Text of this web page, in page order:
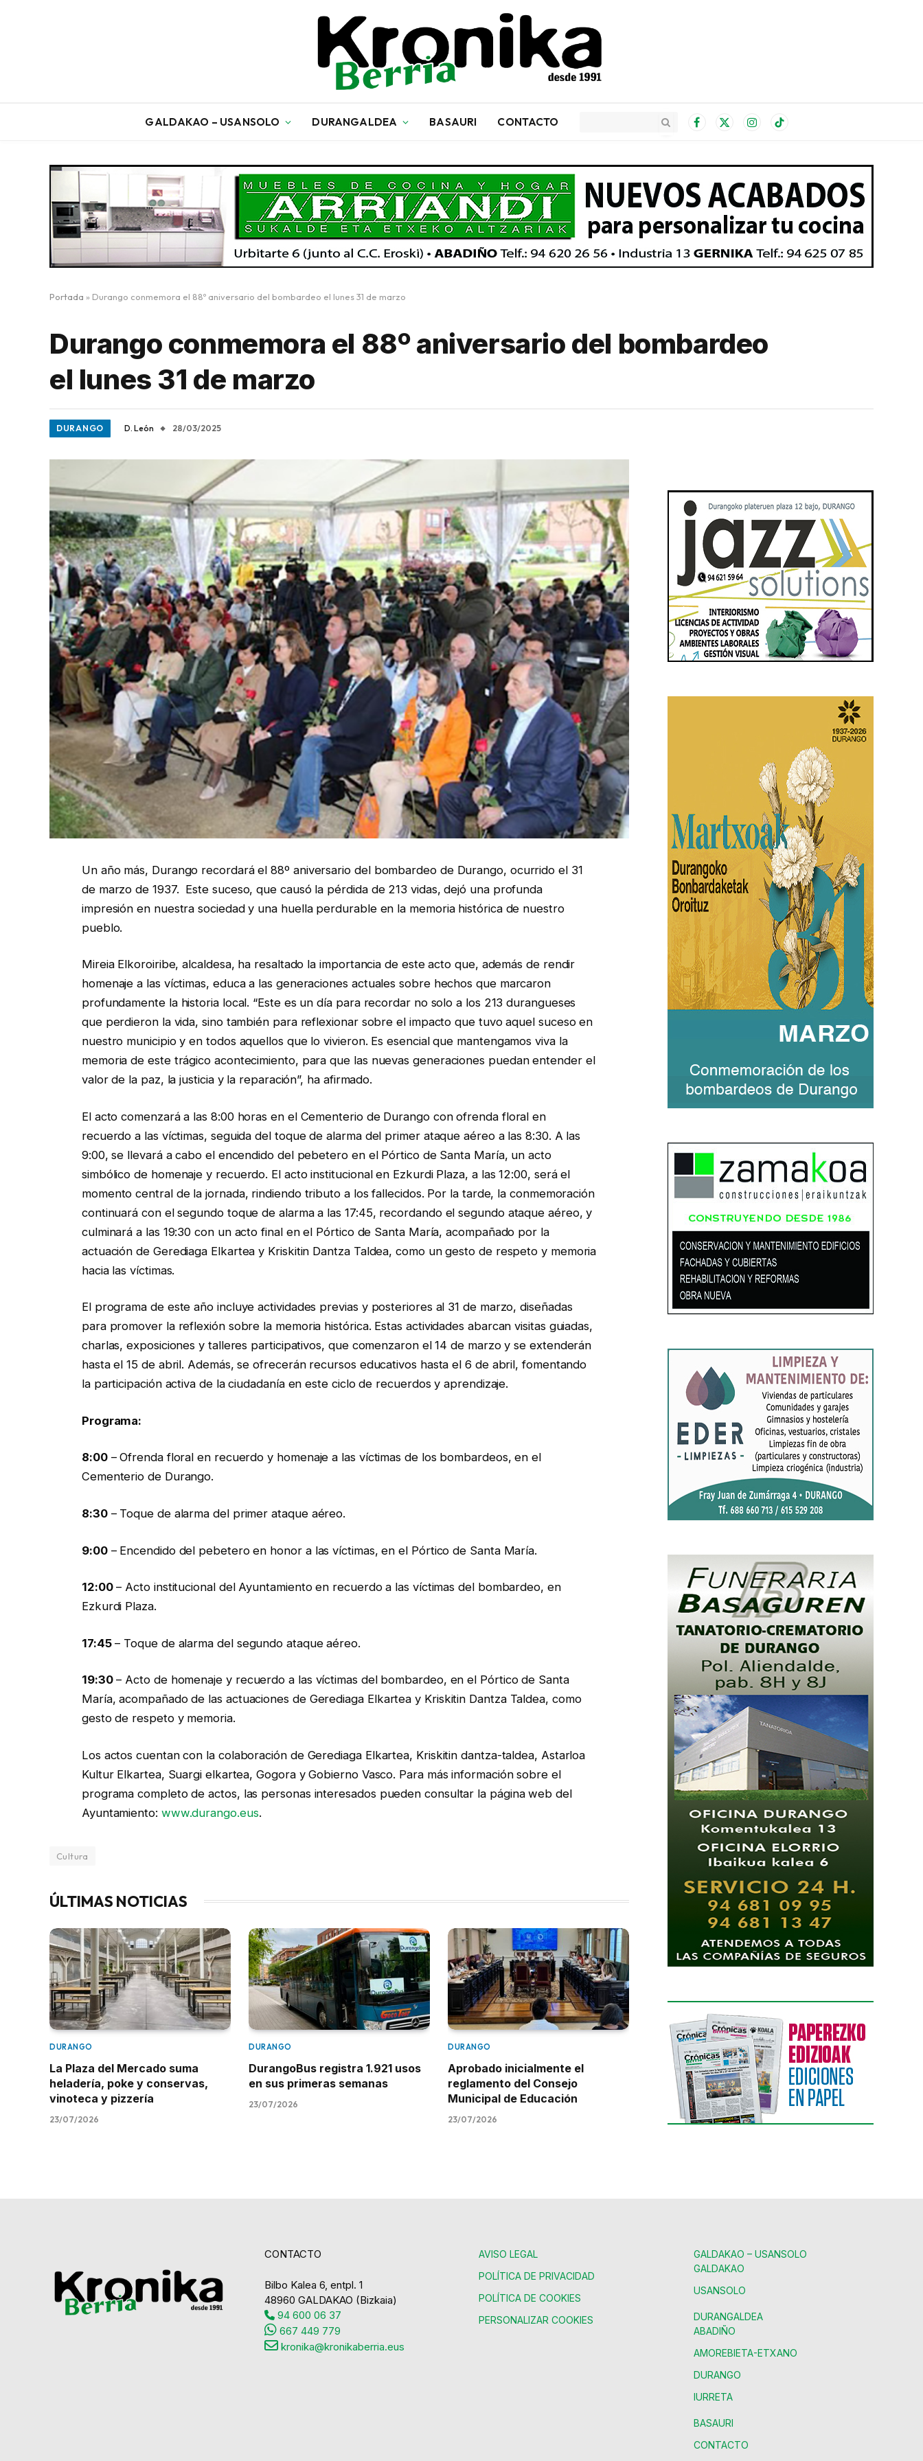
GALDAKAO – USANSOLO DURANGALDEA BASAURI CONTACTO Facebook
X
InstagramTikTok
Portada » Durango conmemora el 88º aniversario del bombardeo el lunes 31 de marzo
Durango conmemora el 88º aniversario del bombardeo
el lunes 31 de marzo
DURANGO D. León 28/03/2025
Un año más, Durango recordará el 88º aniversario del bombardeo de Durango, ocurrido el 31
de marzo de 1937. Este suceso, que causó la pérdida de 213 vidas, dejó una profunda
impresión en nuestra sociedad y una huella perdurable en la memoria histórica de nuestro
pueblo.
Mireia Elkoroiribe, alcaldesa, ha resaltado la importancia de este acto que, además de rendir
homenaje a las víctimas, educa a las generaciones actuales sobre hechos que marcaron
profundamente la historia local. “Este es un día para recordar no solo a los 213 durangueses
que perdieron la vida, sino también para reflexionar sobre el impacto que tuvo aquel suceso en
nuestro municipio y en todos aquellos que lo vivieron. Es esencial que mantengamos viva la
memoria de este trágico acontecimiento, para que las nuevas generaciones puedan entender el
valor de la paz, la justicia y la reparación”, ha afirmado.
El acto comenzará a las 8:00 horas en el Cementerio de Durango con ofrenda floral en
recuerdo a las víctimas, seguida del toque de alarma del primer ataque aéreo a las 8:30. A las
9:00, se llevará a cabo el encendido del pebetero en el Pórtico de Santa María, un acto
simbólico de homenaje y recuerdo. El acto institucional en Ezkurdi Plaza, a las 12:00, será el
momento central de la jornada, rindiendo tributo a los fallecidos. Por la tarde, la conmemoración
continuará con el segundo toque de alarma a las 17:45, recordando el segundo ataque aéreo, y
culminará a las 19:30 con un acto final en el Pórtico de Santa María, acompañado por la
actuación de Gerediaga Elkartea y Kriskitin Dantza Taldea, como un gesto de respeto y memoria
hacia las víctimas.
El programa de este año incluye actividades previas y posteriores al 31 de marzo, diseñadas
para promover la reflexión sobre la memoria histórica. Estas actividades abarcan visitas guiadas,
charlas, exposiciones y talleres participativos, que comenzaron el 14 de marzo y se extenderán
hasta el 15 de abril. Además, se ofrecerán recursos educativos hasta el 6 de abril, fomentando
la participación activa de la ciudadanía en este ciclo de recuerdos y aprendizaje.
Programa:
8:00– Ofrenda floral en recuerdo y homenaje a las víctimas de los bombardeos, en el
Cementerio de Durango.
8:30– Toque de alarma del primer ataque aéreo.
9:00– Encendido del pebetero en honor a las víctimas, en el Pórtico de Santa María.
12:00– Acto institucional del Ayuntamiento en recuerdo a las víctimas del bombardeo, en
Ezkurdi Plaza.
17:45– Toque de alarma del segundo ataque aéreo.
19:30– Acto de homenaje y recuerdo a las víctimas del bombardeo, en el Pórtico de Santa
María, acompañado de las actuaciones de Gerediaga Elkartea y Kriskitin Dantza Taldea, como
gesto de respeto y memoria.
Los actos cuentan con la colaboración de Gerediaga Elkartea, Kriskitin dantza-taldea, Astarloa
Kultur Elkartea, Suargi elkartea, Gogora y Gobierno Vasco. Para más información sobre el
programa completo de actos, las personas interesados pueden consultar la página web del
Ayuntamiento: www.durango.eus.
Cultura
ÚLTIMAS NOTICIAS
DURANGO
La Plaza del Mercado suma
heladería, poke y conservas,
vinoteca y pizzería
23/07/2026
DURANGO
DurangoBus registra 1.921 usos
en sus primeras semanas
23/07/2026
DURANGO
Aprobado inicialmente el
reglamento del Consejo
Municipal de Educación
23/07/2026
CONTACTO
Bilbo Kalea 6, entpl. 1
48960 GALDAKAO (Bizkaia)
94 600 06 37
667 449 779
kronika@kronikaberria.eus
AVISO LEGAL
POLÍTICA DE PRIVACIDAD
POLÍTICA DE COOKIES
PERSONALIZAR COOKIES
GALDAKAO – USANSOLO
GALDAKAO
USANSOLO
DURANGALDEA
ABADIÑO
AMOREBIETA-ETXANO
DURANGO
IURRETA
BASAURI
CONTACTO